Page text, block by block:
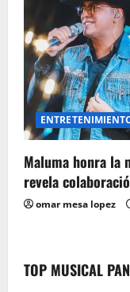
Maluma honra la
revela
omar mesa lopez
TOP MUSICAL